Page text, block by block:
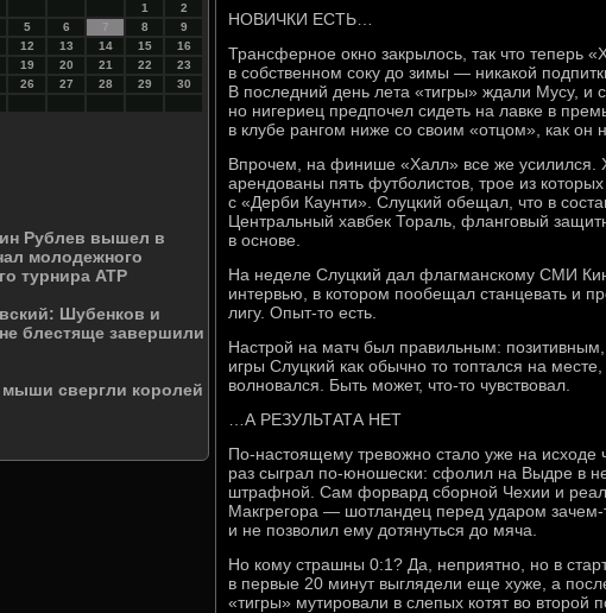
1
2
5 6 7 8
9
12 13 14 15
16
19 20 21 22
23
26 27 28 29
30
Рублев вышел в
молодежного
турнира ATP
Шубенков и
блестяще завершили
мыши свергли королей
НОВИЧКИ ЕСТЬ…
Трансферное окно закрылось, так что теперь
в собственном соку до зимы — никакой
В последний день лета «тигры» ждали Мусу, и
но нигериец предпочел сидеть на лавке в
в клубе рангом ниже со своим «отцом», как он
Впрочем, на финише «Халл» все же усилился.
арендованы пять футболистов, трое из
с «Дерби Каунти». Слуцкий обещал, что в
Центральный хавбек Тораль, фланговый
в основе.
На неделе Слуцкий дал флагманскому СМИ
интервью, в котором пообещал станцевать и
лигу. Опыт-то есть.
Настрой на матч был правильным:
игры Слуцкий как обычно то топтался на
волновался. Быть может, что-то чувствовал.
…А РЕЗУЛЬТАТА НЕТ
По-настоящему тревожно стало уже на исходе
раз сыграл по-юношески: сфолил на Выдре в
штрафной. Сам форвард сборной Чехии и
Макгрегора — шотландец перед ударом зачем-
и не позволил ему дотянуться до мяча.
Но кому страшны 0:1? Да, неприятно, но в
в первые 20 минут выглядели еще хуже, а
«тигры» мутировали в слепых котят во второй